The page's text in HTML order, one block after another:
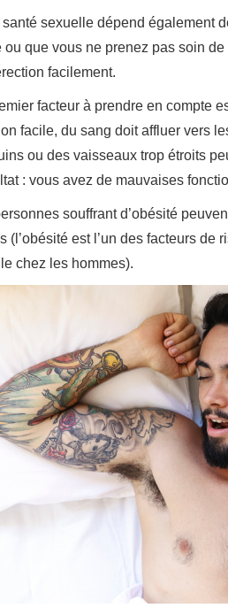
santé sexuelle dépend également
ou que vous ne prenez pas soin
facilement.
facteur à prendre en compte
facile, du sang doit affluer vers
ou des vaisseaux trop étroits
: vous avez de mauvaises
souffrant d’obésité
(l’obésité est l’un des facteurs
chez les hommes).